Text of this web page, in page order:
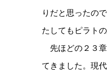
りだと思ったの
たしてもピラト
先ほどの２３
てきました。現